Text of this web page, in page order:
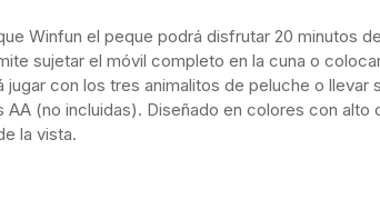
Winfun el peque podrá disfrutar 20 minutos
sujetar el móvil completo en la cuna o
con los tres animalitos de peluche o llevar
AA (no incluidas). Diseñado en colores con alto
la vista.